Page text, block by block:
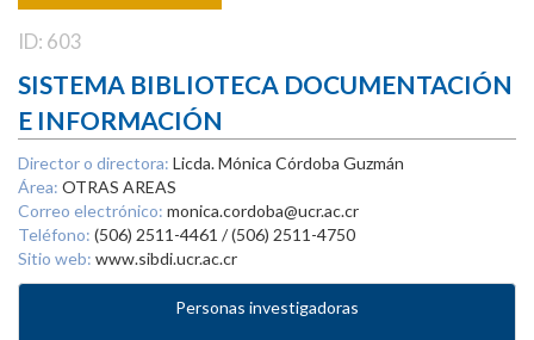
ID: 603
SISTEMA BIBLIOTECA DOCUMENTACIÓN
E INFORMACIÓN
Director o directora: Licda. Mónica Córdoba Guzmán
Área: OTRAS AREAS
Correo electrónico: monica.cordoba@ucr.ac.cr
Teléfono: (506) 2511-4461 / (506) 2511-4750
Sitio web: www.sibdi.ucr.ac.cr
Personas investigadoras